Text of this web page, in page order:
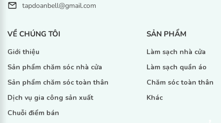
tapdoanbell@gmail.com
VỀ CHÚNG TÔI
Giới thiệu
Sản phẩm chăm sóc nhà cửa
Sản phẩm chăm sóc toàn thân
Dịch vụ gia công sản xuất
Chuỗi điểm bán
SẢN PHẨM
Làm sạch nhà cửa
Làm sạch quần áo
Chăm sóc toàn thân
Khác